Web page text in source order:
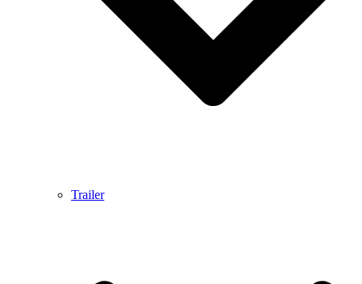
Trailer